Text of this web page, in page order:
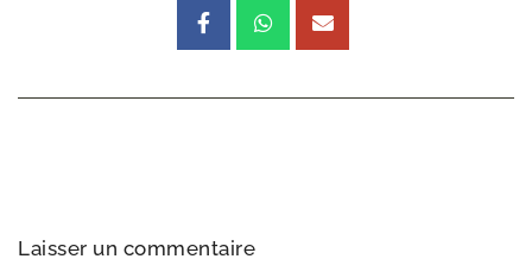
Laisser un commentaire